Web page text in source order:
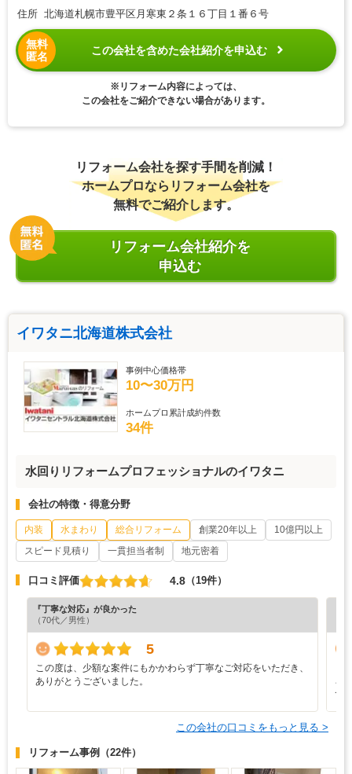
住所 北海道札幌市豊平区月寒東２条１６丁目１番６号
無料
匿名
この会社を含めた会社紹介を申込む
※リフォーム内容によっては、
この会社をご紹介できない場合があります。
リフォーム会社を探す手間を削減！
ホームプロならリフォーム会社を
無料でご紹介します。
リフォーム会社紹介を
申込む
イワタニ北海道株式会社
事例中心価格帯
10〜30万円
ホームプロ累計成約件数
34件
水回りリフォームプロフェッショナルのイワタニ
会社の特徴・得意分野
内装 水まわり 総合リフォーム 創業20年以上
10億円以上
スピード見積り
一貫担当者制 地元密着
口コミ評価 4.8 （19件）
『丁寧な対応』が良かった
（70代／男性）
5
この度は、少額な案件にもかかわらず丁寧なご対応をいただき、
ありがとうございました。
ろ
て
この会社の口コミをもっと見る >
リフォーム事例 （22件）